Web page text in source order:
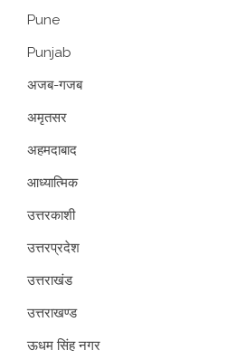
Pune
Punjab
अजब-गजब
अमृतसर
अहमदाबाद
आध्यात्मिक
उत्तरकाशी
उत्तरप्रदेश
उत्तराखंड
उत्तराखण्ड
ऊधम सिंह नगर